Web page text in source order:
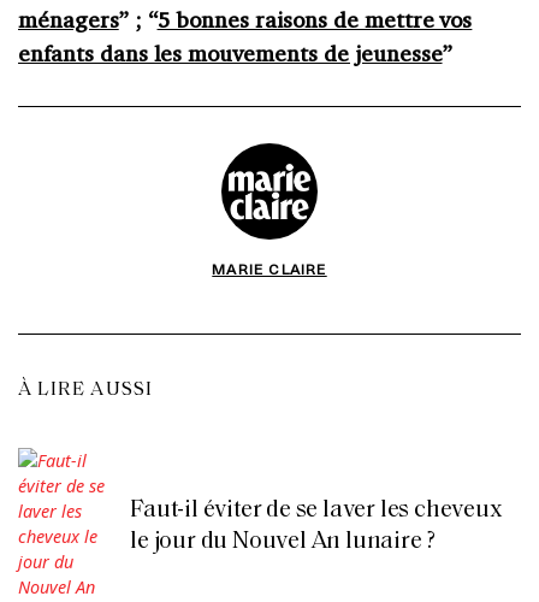
ménagers” ; “5 bonnes raisons de mettre vos
enfants dans les mouvements de jeunesse”
MARIE CLAIRE
À LIRE AUSSI
Faut-il éviter de se laver les cheveux
le jour du Nouvel An lunaire ?